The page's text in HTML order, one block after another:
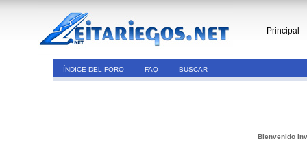
Principal
ÍNDICE DEL FORO FAQ BUSCAR
Bienvenido